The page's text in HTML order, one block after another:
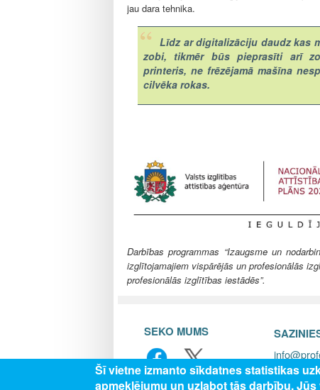
jau dara tehnika.
Līdz ar digitalizāciju daudz kas
zobi, tikmēr būs pieprasīti arī
printeris, ne frēzējamā mašīna
cilvēka rokas.
Darbības programmas “Izaugsme un
izglītojamajiem vispārējās un profesionālās
profesionālās izglītības iestādēs”.
SEKO MUMS
Šī vietne izmanto sīkdatnes statistikas
apmeklējumu un uzlabot tās darbību.